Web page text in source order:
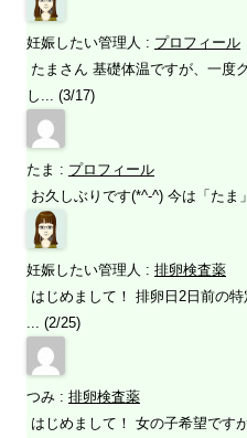
妊娠したい管理人 : プロフィール
たまさん 基礎体温ですが、一度
し... (3/17)
たま : プロフィール
お久しぶりです(*^-^) 今は「た
妊娠したい管理人 : 排卵検査薬
はじめまして！ 排卵日2日前の特
... (2/25)
つみ : 排卵検査薬
はじめまして！ 女の子希望です